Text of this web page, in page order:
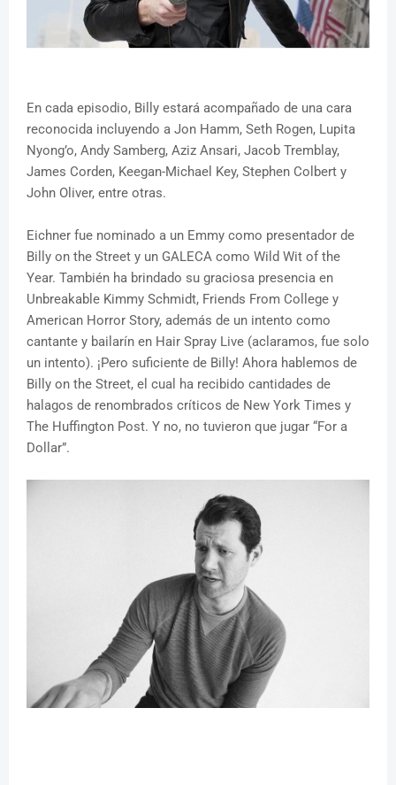
En cada episodio, Billy estará acompañado de una cara
reconocida incluyendo a Jon Hamm, Seth Rogen, Lupita
Nyong’o, Andy Samberg, Aziz Ansari, Jacob Tremblay,
James Corden, Keegan-Michael Key, Stephen Colbert y
John Oliver, entre otras.
Eichner fue nominado a un Emmy como presentador de
Billy on the Street y un GALECA como Wild Wit of the
Year. También ha brindado su graciosa presencia en
Unbreakable Kimmy Schmidt, Friends From College y
American Horror Story, además de un intento como
cantante y bailarín en Hair Spray Live (aclaramos, fue solo
un intento). ¡Pero suficiente de Billy! Ahora hablemos de
Billy on the Street, el cual ha recibido cantidades de
halagos de renombrados críticos de New York Times y
The Huffington Post. Y no, no tuvieron que jugar “For a
Dollar”.